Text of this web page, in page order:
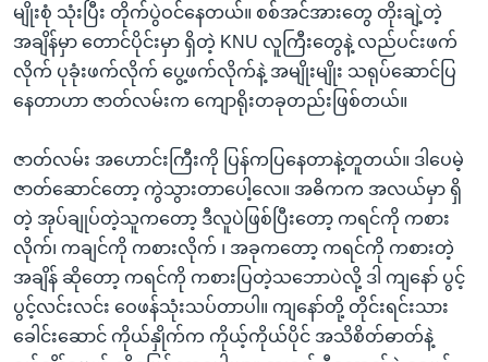
မျိုးစုံ သုံးပြီး တိုက်ပွဲဝင်နေတယ်။ စစ်အင်အားတွေ တိုးချဲ့တဲ့
အချိန်မှာ တောင်ပိုင်းမှာ ရှိတဲ့ KNU လူကြီးတွေနဲ့ လည်ပင်းဖက်
လိုက် ပုခုံးဖက်လိုက် ပွေ့ဖက်လိုက်နဲ့ အမျိုးမျိုး သရုပ်ဆောင်ပြ
နေတာဟာ ဇာတ်လမ်းက ကျောရိုးတခုတည်းဖြစ်တယ်။
ဇာတ်လမ်း အဟောင်းကြီးကို ပြန်ကပြနေတာနဲ့တူတယ်။ ဒါပေမဲ့
ဇာတ်ဆောင်တော့ ကွဲသွားတာပေါ့လေ။ အဓိကက အလယ်မှာ ရှိ
တဲ့ အုပ်ချုပ်တဲ့သူကတော့ ဒီလူပဲဖြစ်ပြီးတော့ ကရင်ကို ကစား
လိုက်၊ ကချင်ကို ကစားလိုက် ၊ အခုကတော့ ကရင်ကို ကစားတဲ့
အချိန် ဆိုတော့ ကရင်ကို ကစားပြတဲ့သဘောပဲလို့ ဒါ ကျနော် ပွင့်
ပွင့်လင်းလင်း ဝေဖန်သုံးသပ်တာပါ။ ကျနော်တို့ တိုင်းရင်းသား
ခေါင်းဆောင် ကိုယ်နှိုက်က ကိုယ့်ကိုယ်ပိုင် အသိစိတ်ဓာတ်နဲ့